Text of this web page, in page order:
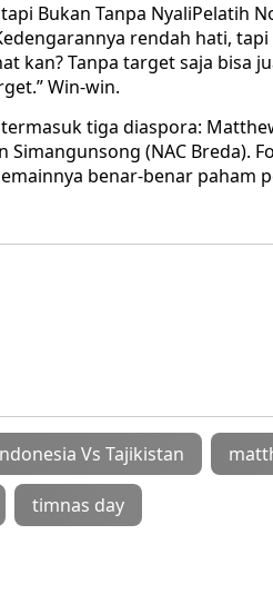
Bukan Tanpa NyaliPelatih
rendah hati,
kan? Tanpa target saja bisa
Win-win.
tiga diaspora:
Simangunsong (NAC Breda).
benar-benar paham
Vs Tajikistan
timnas day